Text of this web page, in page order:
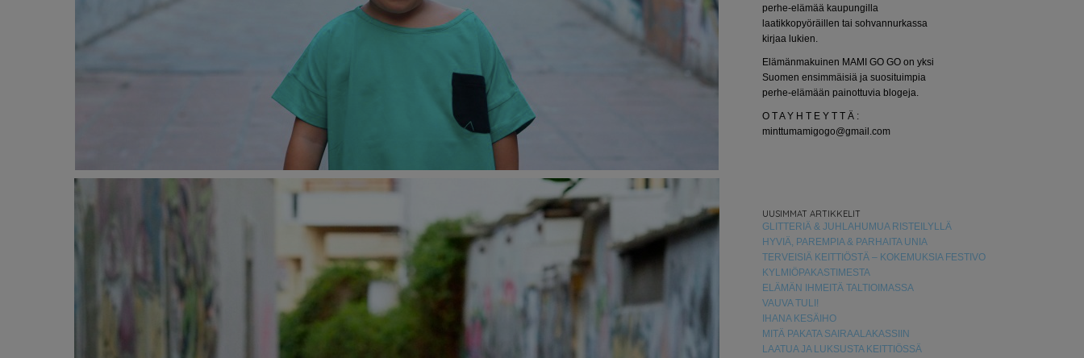
perhe-elämää kaupungilla
laatikkopyöräillen tai sohvannurkassa
kirjaa lukien.
Elämänmakuinen MAMI GO GO on yksi
Suomen ensimmäisiä ja suosituimpia
perhe-elämään painottuvia blogeja.
O T A Y H T E Y T T Ä :
minttumamigogo@gmail.com
UUSIMMAT ARTIKKELIT
GLITTERIÄ & JUHLAHUMUA RISTEILYLLÄ
HYVIÄ, PAREMPIA & PARHAITA UNIA
TERVEISIÄ KEITTIÖSTÄ – KOKEMUKSIA FESTIVO
KYLMIÖPAKASTIMESTA
ELÄMÄN IHMEITÄ TALTIOIMASSA
VAUVA TULI!
IHANA KESÄIHO
MITÄ PAKATA SAIRAALAKASSIIN
LAATUA JA LUKSUSTA KEITTIÖSSÄ